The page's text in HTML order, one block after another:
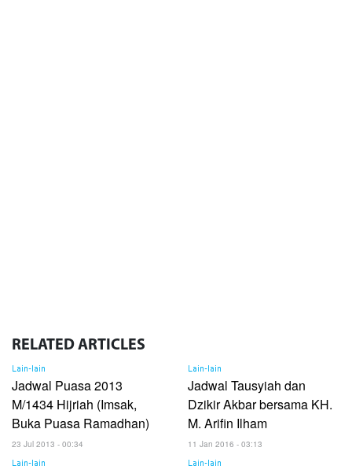
RELATED ARTICLES
Lain-lain
Jadwal Puasa 2013
M/1434 Hijriah (Imsak,
Buka Puasa Ramadhan)
23 Jul 2013 - 00:34
Lain-lain
Jadwal Tausyiah dan
Dzikir Akbar bersama KH.
M. Arifin Ilham
11 Jan 2016 - 03:13
Lain-lain Lain-lain